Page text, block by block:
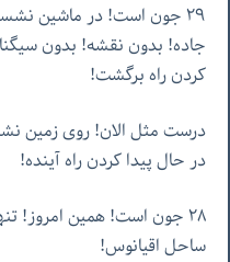
٢٩ جون است! در ماشین
جاده! بدون نقشه! بدون
کردن راه برگشت!
درست مثل الان! روی زمین
در حال پیدا کردن راه آینده!
٢٨ جون است! همین امروز!
ساحل اقیانوس!